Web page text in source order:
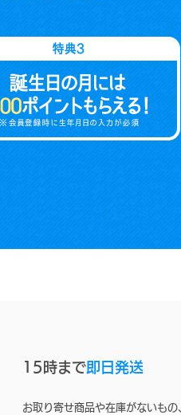
15時まで即日発送
お取り寄せ商品や在庫がないも